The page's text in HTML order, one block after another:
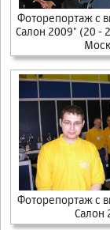
Фоторепортаж с
Салон 2009" (20 -
Фоторепортаж с
Салон